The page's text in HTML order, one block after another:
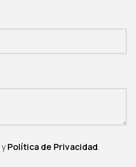
yPolítica de Privacidad